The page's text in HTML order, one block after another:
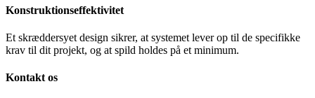
Konstruktionseffektivitet
Et skræddersyet design sikrer, at systemet lever op til de specifikke
krav til dit projekt, og at spild holdes på et minimum.
Kontakt os